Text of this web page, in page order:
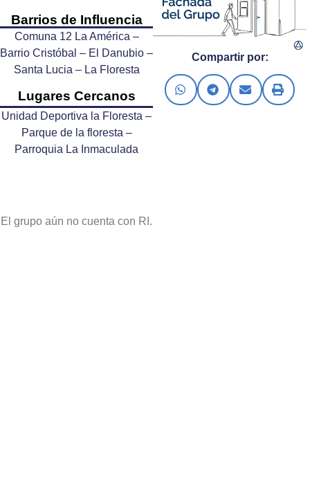
Barrios de Influencia
Comuna 12 La América –
Barrio Cristóbal – El Danubio –
Santa Lucia – La Floresta
Lugares Cercanos
Unidad Deportiva la Floresta –
Parque de la floresta –
Parroquia La Inmaculada
El grupo aún no cuenta con RI.
Compartir por: